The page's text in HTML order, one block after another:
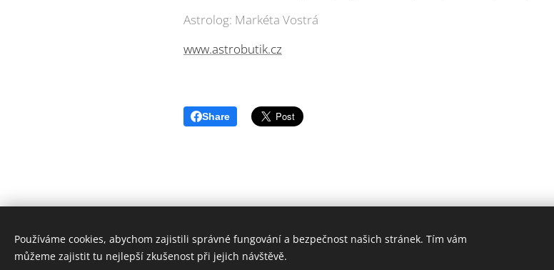
Astrolog: Markéta Vostrá
www.astrobutik.cz
Share
© 2006-2025 PrimaŽena.cz I ESPRIT BOHEMIA s.r.o. I
Používáme cookies, abychom zajistili správné fungování a bezpečnost našich stránek. Tím vám
můžeme zajistit tu nejlepší zkušenost při jejich návštěvě.